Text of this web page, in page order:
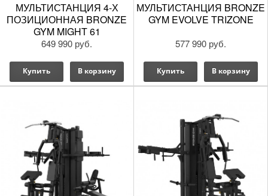
МУЛЬТИСТАНЦИЯ 4-Х
ПОЗИЦИОННАЯ BRONZE
GYM MIGHT 61
649 990 руб.
Купить В корзину
МУЛЬТИСТАНЦИЯ BRONZE
GYM EVOLVE TRIZONE
577 990 руб.
Купить В корзину